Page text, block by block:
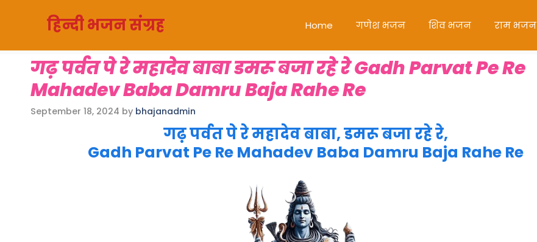
हिन्दी भजन संग्रह Home गणेश भजन शिव भजन राम भजन
गढ़ पर्वत पे रे महादेव बाबा डमरू बजा रहे रे Gadh Parvat Pe Re
Mahadev Baba Damru Baja Rahe Re
September 18, 2024 by bhajanadmin
गढ़ पर्वत पे रे महादेव बाबा, डमरू बजा रहे रे,
Gadh Parvat Pe Re Mahadev Baba Damru Baja Rahe Re